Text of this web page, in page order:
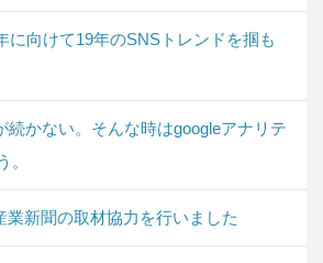
に向けて19年のSNSトレンドを掴も
続かない。そんな時はgoogleアナリテ
。
業新聞の取材協力を行いました